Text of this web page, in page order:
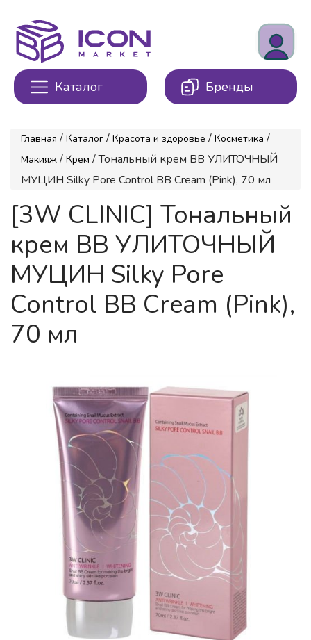
Каталог Бренды
Главная / Каталог / Красота и здоровье / Косметика /
Макияж / Крем / Тональный крем BB УЛИТОЧНЫЙ
МУЦИН Silky Pore Control BB Cream (Pink), 70 мл
[3W CLINIC] Тональный
крем BB УЛИТОЧНЫЙ
МУЦИН Silky Pore
Control BB Cream (Pink),
70 мл